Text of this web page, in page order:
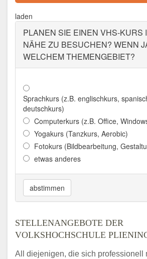
Vaterstetten
laden
PLANEN SIE EINEN VHS-KURS
NÄHE ZU BESUCHEN? WENN
WELCHEM THEMENGEBIET?
Sprachkurs (z.B. englischkurs,
deutschkurs)
Computerkurs (z.B. Office,
Yogakurs (Tanzkurs, Aerobic)
Fotokurs (Bildbearbeitung,
etwas anderes
abstimmen
STELLENANGEBOTE DER
VOLKSHOCHSCHULE
All diejenigen, die sich professionell